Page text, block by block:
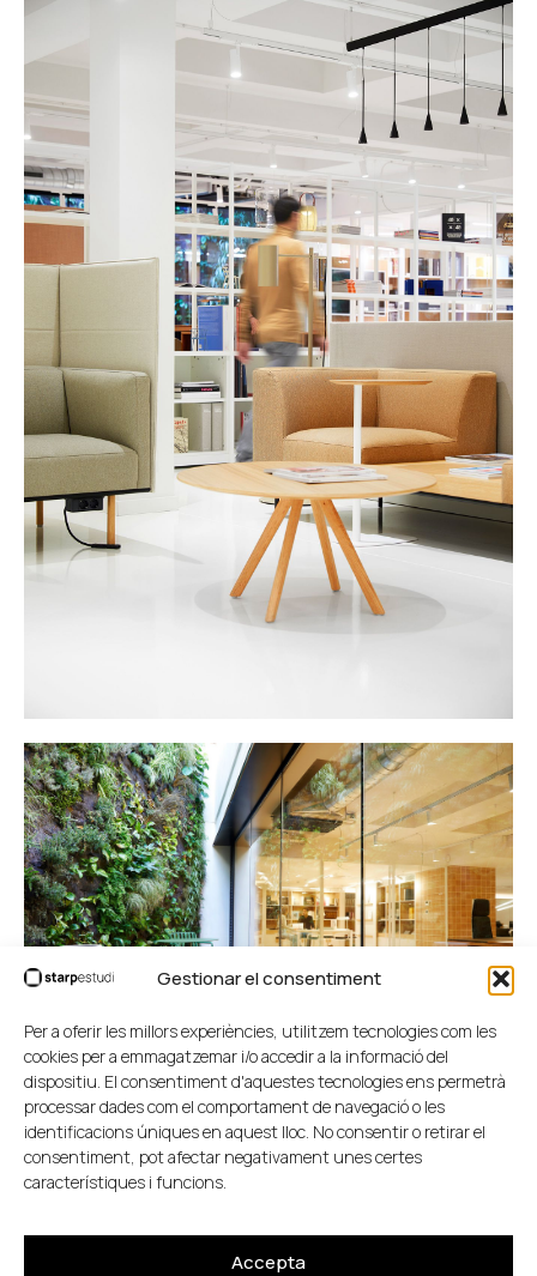
Gestionar el consentiment
Per a oferir les millors experiències, utilitzem tecnologies com les
cookies per a emmagatzemar i/o accedir a la informació del
dispositiu. El consentiment d'aquestes tecnologies ens permetrà
processar dades com el comportament de navegació o les
identificacions úniques en aquest lloc. No consentir o retirar el
consentiment, pot afectar negativament unes certes
característiques i funcions.
Accepta